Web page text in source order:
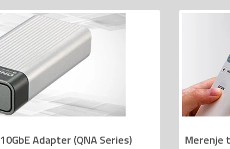
Adapter (QNA Series) Merenje